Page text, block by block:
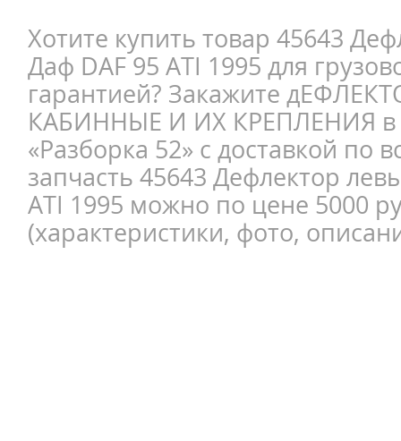
Хотите купить товар 45643
Даф DAF 95 ATI 1995 для
гарантией? Закажите
КАБИННЫЕ И ИХ КРЕПЛЕНИЯ в
«Разборка 52» с доставкой по
запчасть 45643 Дефлектор
ATI 1995 можно по цене 5000
(характеристики, фото,